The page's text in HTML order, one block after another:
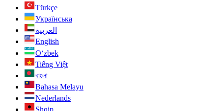
Türkçe
Українська
العربية
English
O‘zbek
Tiếng Việt
বাংলা
Bahasa Melayu
Nederlands
Shqip